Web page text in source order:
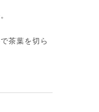
茶葉を切ら